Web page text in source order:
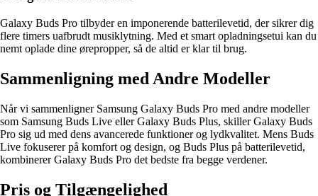
Galaxy Buds Pro tilbyder en imponerende batterilevetid, der sikrer dig
flere timers uafbrudt musiklytning. Med et smart opladningsetui kan du
nemt oplade dine ørepropper, så de altid er klar til brug.
Sammenligning med Andre Modeller
Når vi sammenligner Samsung Galaxy Buds Pro med andre modeller
som Samsung Buds Live eller Galaxy Buds Plus, skiller Galaxy Buds
Pro sig ud med dens avancerede funktioner og lydkvalitet. Mens Buds
Live fokuserer på komfort og design, og Buds Plus på batterilevetid,
kombinerer Galaxy Buds Pro det bedste fra begge verdener.
Pris og Tilgængelighed